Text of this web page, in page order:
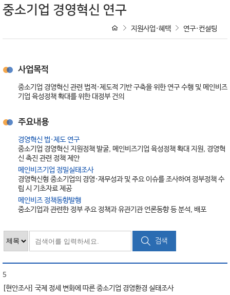
중소기업 경영혁신 연구
지원사업·혜택 연구·컨설팅
사업목적
중소기업 경영혁신 관련 법적·제도적 기반 구축을 위한 연구 수행 및 메인비즈
기업 육성정책 확대를 위한 대정부 건의
주요내용
경영혁신 법·제도 연구
중소기업 경영혁신 지원정책 발굴, 메인비즈기업 육성정책 확대 지원, 경영혁
신 촉진 관련 정책 제안
메인비즈기업 정밀실태조사
경영혁신형 중소기업의 경영·재무성과 및 주요 이슈를 조사하여 정부정책 수
립 시 기초자료 제공
메인비즈 정책동향발행
중소기업과 관련한 정부 주요 정책과 유관기관 언론동향 등 분석, 배포
검색
5
[현안조사] 국제 정세 변화에 따른 중소기업 경영환경 실태조사